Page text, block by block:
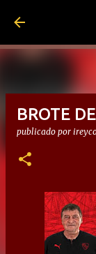
BROTE
publicado por